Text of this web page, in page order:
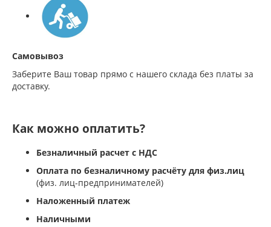
Самовывоз
Заберите Ваш товар прямо с нашего склада без платы за
доставку.
Как можно оплатить?
Безналичный расчет с НДС
Оплата по безналичному расчёту для физ.лиц
(физ. лиц-предпринимателей)
Наложенный платеж
Наличными